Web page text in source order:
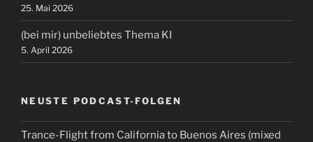
25. Mai 2026
(bei mir) unbeliebtes Thema KI
5. April 2026
NEUSTE PODCAST-FOLGEN
Trance-Flight from California to Buenos Aires (mixed